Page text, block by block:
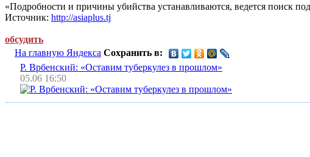
«Подробности и причины убийства устанавливаются, ведется поиск
Источник: http://asiaplus.tj
обсудить
На главную Яндекса Сохранить в:
Р. Врбенский: «Оставим туберкулез в прошлом»
05.06 16:50